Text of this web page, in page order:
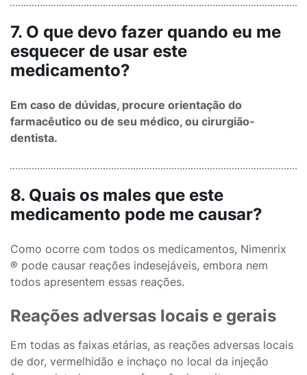
7. O que devo fazer quando eu me
esquecer de usar este
medicamento?
Em caso de dúvidas, procure orientação do
farmacêutico ou de seu médico, ou cirurgião-
dentista.
8. Quais os males que este
medicamento pode me causar?
Como ocorre com todos os medicamentos, Nimenrix
® pode causar reações indesejáveis, embora nem
todos apresentem essas reações.
Reações adversas locais e gerais
Em todas as faixas etárias, as reações adversas locais
de dor, vermelhidão e inchaço no local da injeção